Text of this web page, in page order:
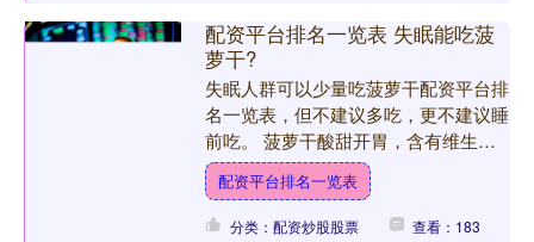
配资平台排名一览表 失眠能吃菠
萝干?
失眠人群可以少量吃菠萝干配资平台排
名一览表，但不建议多吃，更不建议睡
前吃。 菠萝干酸甜开胃，含有维生
素、膳食纤维以及少量菠萝蛋白酶，适
量食用能补充营养、促进消化....
配资平台排名一览表
分类：配资炒股股票 查看：183